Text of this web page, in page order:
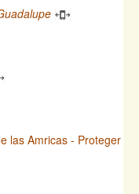
las Amricas - Proteger